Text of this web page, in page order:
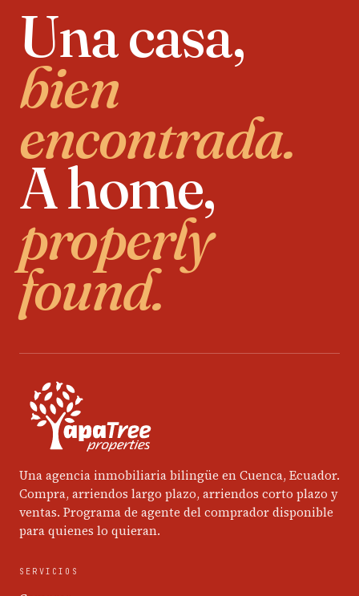
Una casa,
bien
encontrada.
A home,
properly
found.
Una agencia inmobiliaria bilingüe en Cuenca, Ecuador.
Compra, arriendos largo plazo, arriendos corto plazo y
ventas. Programa de agente del comprador disponible
para quienes lo quieran.
SERVICIOS